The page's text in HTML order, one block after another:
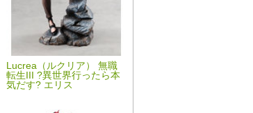
Lucrea（ルクリア） 無職
転生III ?異世界行ったら本
気だす? エリス